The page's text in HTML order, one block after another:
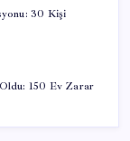
30 Kişi
150 Ev Zarar